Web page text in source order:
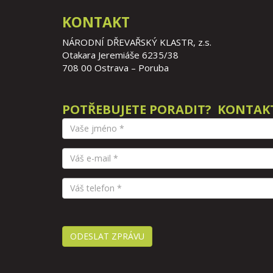
KONTAKT
NÁRODNÍ DŘEVAŘSKÝ KLASTR, z.s.
Otakara Jeremiáše 6235/38
708 00 Ostrava – Poruba
POTŘEBUJETE PORADIT?